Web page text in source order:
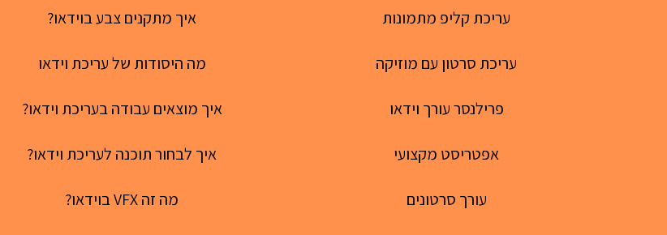
עריכת קליפ מתמונות
עריכת סרטון עם מוזיקה
פרילנסר עורך וידאו
אפטריסט מקצועי
עורך סרטונים
איך מתקנים צבע בוידאו?
מה היסודות של עריכת וידאו
איך מוצאים עבודה בעריכת וידאו?
איך לבחור תוכנה לעריכת וידאו?
מה זה VFX בוידאו?